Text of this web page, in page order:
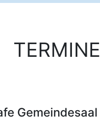
TERMINE
Gemeindesaal